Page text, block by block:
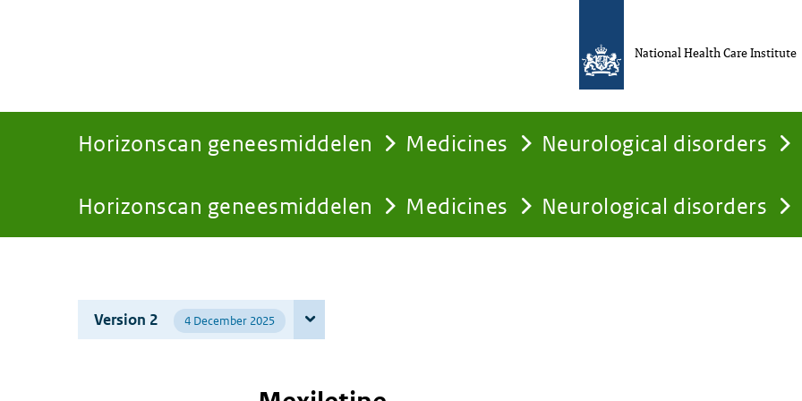
Horizonscan geneesmiddelen Medicines Neurological disorders
You
here:
Horizonscan geneesmiddelen Medicines Neurological disorders
National Health Care Institute
Version 2 4 December 2025